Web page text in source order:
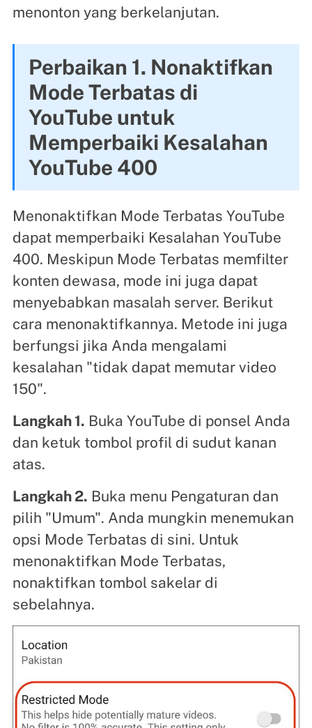
menonton yang berkelanjutan.
Perbaikan 1. Nonaktifkan
Mode Terbatas di
YouTube untuk
Memperbaiki Kesalahan
YouTube 400
Menonaktifkan Mode Terbatas YouTube
dapat memperbaiki Kesalahan YouTube
400. Meskipun Mode Terbatas memfilter
konten dewasa, mode ini juga dapat
menyebabkan masalah server. Berikut
cara menonaktifkannya. Metode ini juga
berfungsi jika Anda mengalami
kesalahan "tidak dapat memutar video
150".
Langkah 1. Buka YouTube di ponsel Anda
dan ketuk tombol profil di sudut kanan
atas.
Langkah 2. Buka menu Pengaturan dan
pilih "Umum". Anda mungkin menemukan
opsi Mode Terbatas di sini. Untuk
menonaktifkan Mode Terbatas,
nonaktifkan tombol sakelar di
sebelahnya.